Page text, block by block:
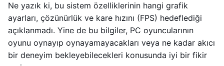
Ne yazık ki, bu sistem özelliklerinin hangi grafik
ayarları, çözünürlük ve kare hızını (FPS) hedeflediği
açıklanmadı. Yine de bu bilgiler, PC oyuncularının
oyunu oynayıp oynayamayacakları veya ne kadar akıcı
bir deneyim bekleyebilecekleri konusunda iyi bir fikir